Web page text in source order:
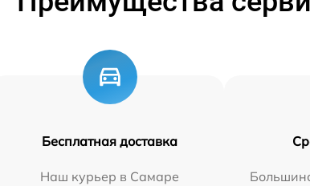
Бесплатная доставка
Наш курьер в Самаре